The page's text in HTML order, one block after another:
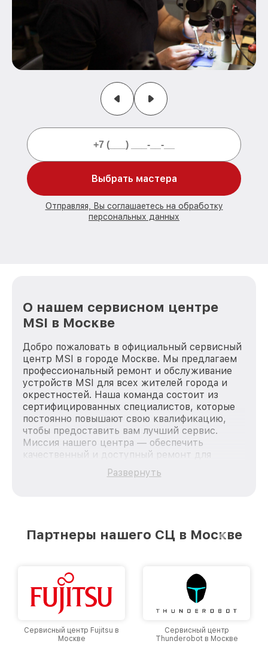
Выбрать мастера
Отправляя, Вы соглашаетесь на обработку
персональных данных
О нашем сервисном центре
MSI в Москве
Добро пожаловать в официальный сервисный
центр MSI в городе Москве. Мы предлагаем
профессиональный ремонт и обслуживание
устройств MSI для всех жителей города и
окрестностей. Наша команда состоит из
сертифицированных специалистов, которые
постоянно повышают свою квалификацию,
чтобы предоставить вам лучший сервис.
Миссия нашего центра — обеспечить
качественный и доступный ремонт для
каждого пользователя продукции MSI, вне
зависимости от сложности поломки. Мы
Москве, постоянно повышая уровень доверия
Развернуть
Партнеры нашего СЦ в Москве
Сервисный центр Fujitsu в
Москве
Сервисный центр
Thunderobot в Москве